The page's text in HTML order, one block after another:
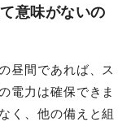
意味がないの
昼間であれば、ス
電力は確保できま
く、他の備えと組